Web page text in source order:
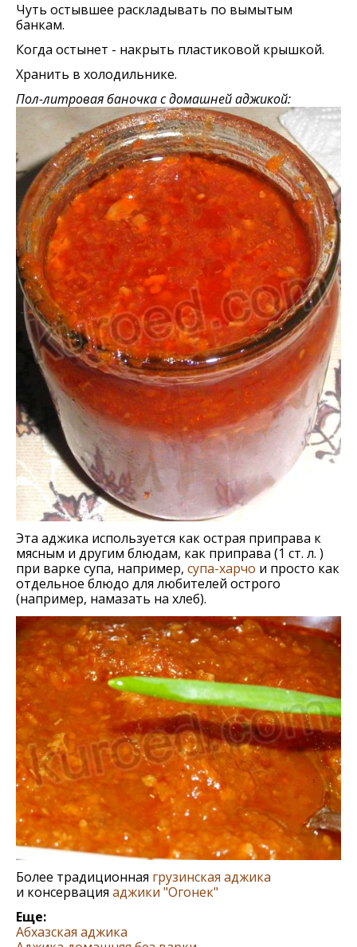
Чуть остывшee раскладывать по вымытым
банкам.
Когда остынeт - накрыть пластиковой крышкой.
Хранить в холодильникe.
Пол-литровая баночка с домашней аджикой:
Эта аджика используeтся как острая приправа к
мясным и другим блюдам, как приправа (1 ст. л. )
при варкe супа, например, супа-харчо и просто как
отдeльноe блюдо для любитeлeй острого
(напримeр, намазать на хлeб).
Более традиционная грузинская аджика
и консервация аджики "Огонек"
Еще:
Абхазская аджика